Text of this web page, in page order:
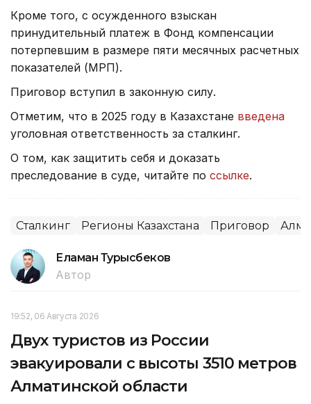
Кроме того, с осужденного взыскан
принудительный платеж в Фонд компенсации
потерпевшим в размере пяти месячных расчетных
показателей (МРП).
Приговор вступил в законную силу.
Отметим, что в 2025 году в Казахстане введена
уголовная ответственность за сталкинг.
О том, как защитить себя и доказать
преследование в суде, читайте по ссылке.
Сталкинг Регионы Казахстана Приговор
Еламан Турысбеков
Автор
19:52, 06 Августа 2026
Двух туристов из России
эвакуировали с высоты 3510 метров
Алматинской области